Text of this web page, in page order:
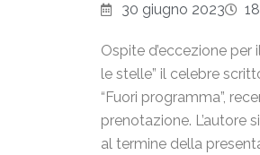
30 giugno 2023 18
Ospite d’eccezione
le stelle” il celebre
“Fuori programma”,
prenotazione. L’autore
al termine della